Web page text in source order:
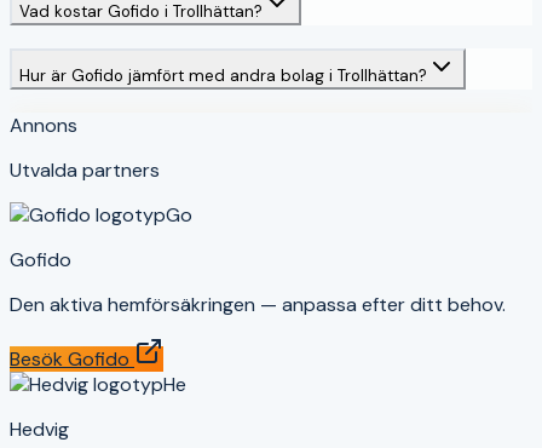
Vad kostar Gofido i Trollhättan?
Hur är Gofido jämfört med andra bolag i Trollhättan?
Annons
Utvalda partners
Go
Gofido
Den aktiva hemförsäkringen — anpassa efter ditt behov.
Besök Gofido
He
Hedvig